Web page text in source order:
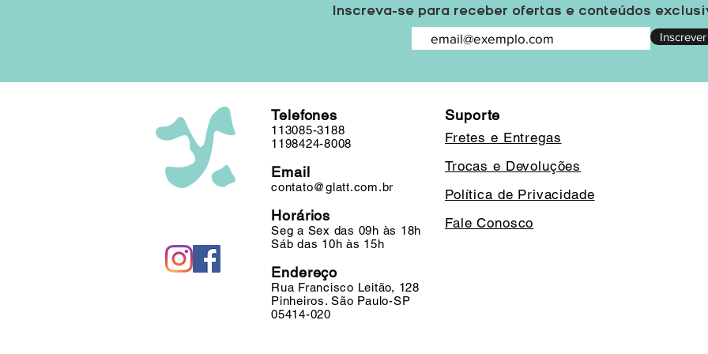
Inscreva-se para receber ofertas e conteúdos
Inscrever
Telefones
113085-3188
1198424-8008
Email
contato@glatt.com.br
Horários
Seg a Sex das 09h às 18h
Sáb das 10h às 15h
Endereço
Rua Francisco Leitão, 128
Pinheiros. São Paulo-SP
05414-020
Suporte
Fretes e Entregas
Trocas e Devoluções
Política de Privacidade
Fale Conosco